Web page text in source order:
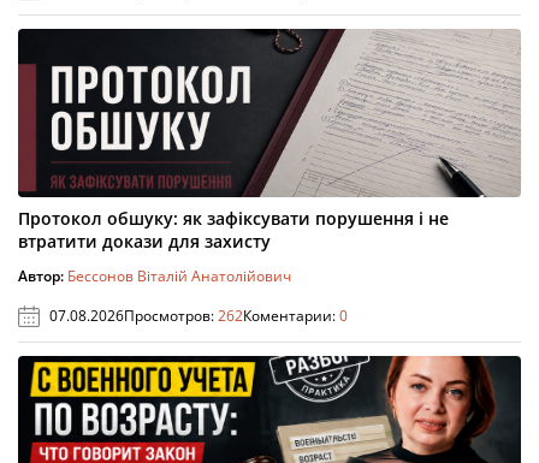
Протокол обшуку: як зафіксувати порушення і не
втратити докази для захисту
Автор: Бессонов Віталій Анатолійович
07.08.2026Просмотров:262Коментарии:0